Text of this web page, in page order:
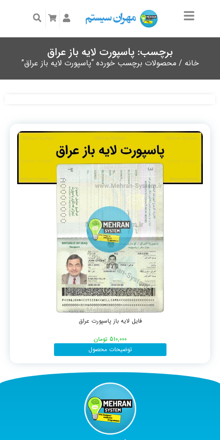
برچسب: پاسپورت لایه باز عراق
خانه / محصولات برچسب خورده “پاسپورت لایه باز عراق”
فایل لایه باز پاسپورت عراق
510,000 تومان
توضیحات محصول